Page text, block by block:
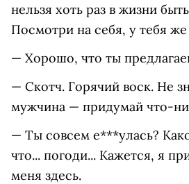
нельзя хоть раз в жизни
Посмотри на себя, у тебя
— Хорошо, что ты
— Скотч. Горячий воск. Не
мужчина — придумай что-
— Ты совсем е***улась?
что... погоди... Кажется, я
меня здесь.